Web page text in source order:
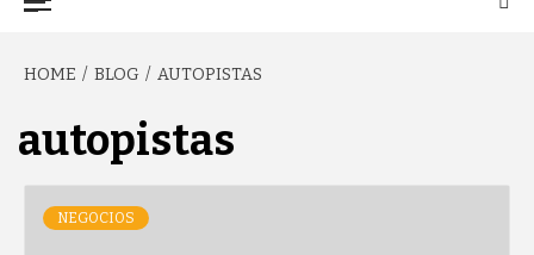
HOME BLOG AUTOPISTAS
autopistas
NEGOCIOS